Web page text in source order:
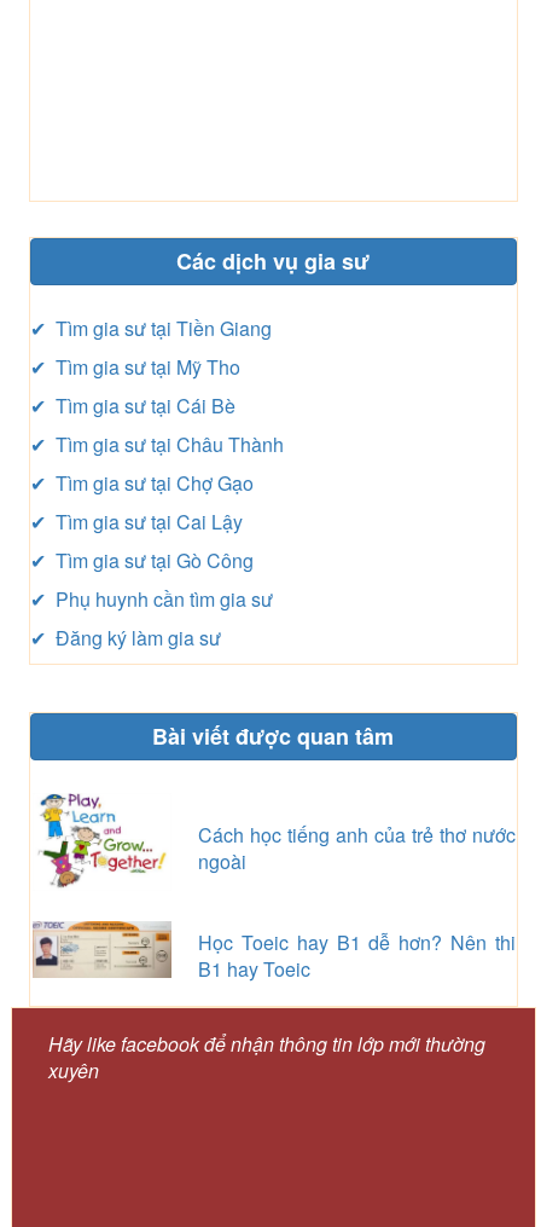
Các dịch vụ gia sư
✔ Tìm gia sư tại Tiền Giang
✔ Tìm gia sư tại Mỹ Tho
✔ Tìm gia sư tại Cái Bè
✔ Tìm gia sư tại Châu Thành
✔ Tìm gia sư tại Chợ Gạo
✔ Tìm gia sư tại Cai Lậy
✔ Tìm gia sư tại Gò Công
✔ Phụ huynh cần tìm gia sư
✔ Đăng ký làm gia sư
Bài viết được quan tâm
Cách học tiếng anh của trẻ thơ nước
ngoài
Học Toeic hay B1 dễ hơn? Nên thi
B1 hay Toeic
Hãy like facebook để nhận thông tin lớp mới thường
xuyên